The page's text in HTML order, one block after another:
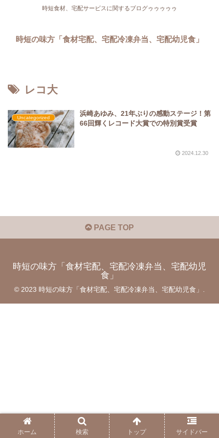
時短食材、宅配サービスに関するブログゥゥゥゥゥ
時短の味方「食材宅配、宅配冷凍弁当、宅配幼児食」
レコ大
Uncategorized
浜崎あゆみ、21年ぶりの感動ステージ！第
66回輝くレコード大賞での特別賞受賞
2024.12.30
PAGE TOP
時短の味方「食材宅配、宅配冷凍弁当、宅配幼児
食」
© 2023 時短の味方「食材宅配、宅配冷凍弁当、宅配幼児食」.
ホーム 検索 トップ サイドバー